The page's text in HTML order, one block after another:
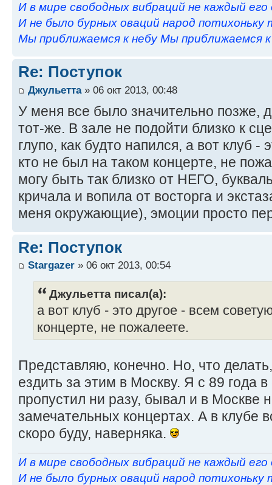
И в мире свободных вибраций не каждый его
И не было бурных оваций народ потихоньку
Мы приближаемся к небу Мы приближаемся к
Re: Поступок
Джульетта» 06 окт 2013, 00:48
У меня все было значительно позже,
тот-же. В зале не подойти близко к
глупо, как будто напился, а вот клуб -
кто не был на таком концерте, не
могу быть так близко от НЕГО,
кричала и вопила от восторга и
меня окружающие), эмоции просто
Re: Поступок
Stargazer » 06 окт 2013, 00:54
Джульетта писал(а):
а вот клуб - это другое - всем
концерте, не пожалеете.
Представляю, конечно. Но, что
ездить за этим в Москву. Я с 89 года
пропустил ни разу, бывал и в Москве
замечательных концертах. А в клубе
скоро буду, наверняка.
И в мире свободных вибраций не каждый его
И не было бурных оваций народ потихоньку